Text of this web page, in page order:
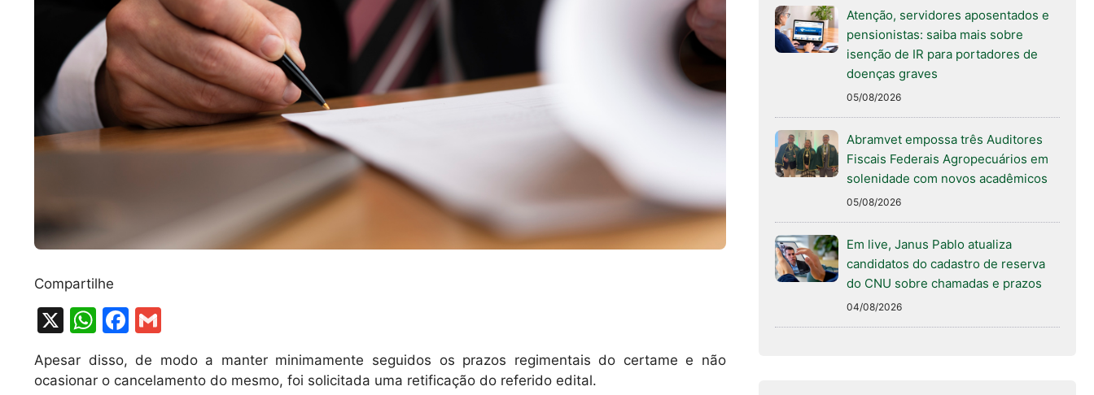
Compartilhe
X
W
h
at
F
a
c ai
Apesar disso, de modo a manter minimamente seguidos os prazos regimentais do certame e não
ocasionar o cancelamento do mesmo, foi solicitada uma retificação do referido edital.
Atenção, servidores aposentados e
pensionistas: saiba mais sobre
isenção de IR para portadores de
doenças graves
05/08/2026
Abramvet empossa três Auditores
Fiscais Federais Agropecuários em
solenidade com novos acadêmicos
05/08/2026
Em live, Janus Pablo atualiza
candidatos do cadastro de reserva
do CNU sobre chamadas e prazos
04/08/2026